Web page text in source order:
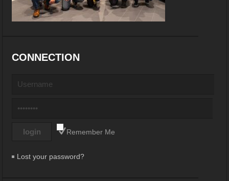
CONNECTION
Remember Me
Lost your password?